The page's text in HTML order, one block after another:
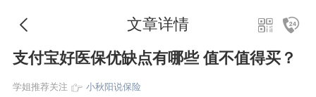
文章详情
支付宝好医保优缺点有哪些 值不值得买？
学姐推荐关注 小秋阳说保险